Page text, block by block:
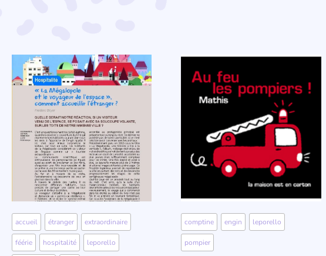
accueil étranger extraordinaire
féérie hospitalité leporello
comptine engin leporello
pompier